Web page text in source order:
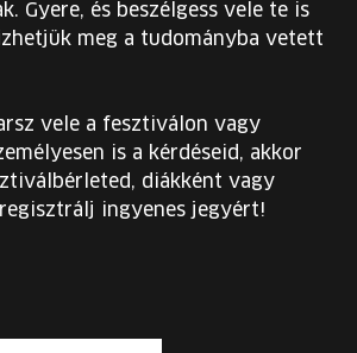
Gyere, és beszélgess vele te is
meg a tudományba vetett
vele a fesztiválon vagy
is a kérdéseid, akkor
diákként vagy
ingyenes jegyért!